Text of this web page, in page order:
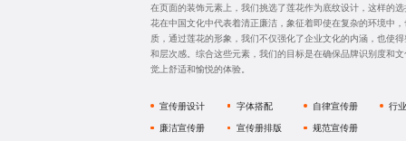
在内容排版方面，我们遵循一致的设计风格，同时巧妙地采用
括但不限于动态图文混排、创意信息图表、以及创新的页面分
确保了画册内容的连贯性和专业性，而且还为整体视觉带来了
的每一页都显得生动而有趣，从而增强了读者的阅读体验和信
高端宣传册 介绍宣传册 荣誉宣传册